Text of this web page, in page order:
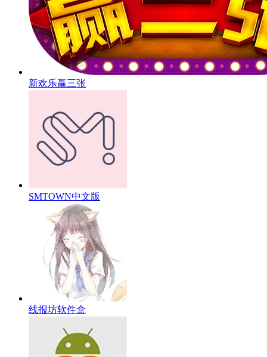
新欢乐赢三张
SMTOWN中文版
线报坊软件盒